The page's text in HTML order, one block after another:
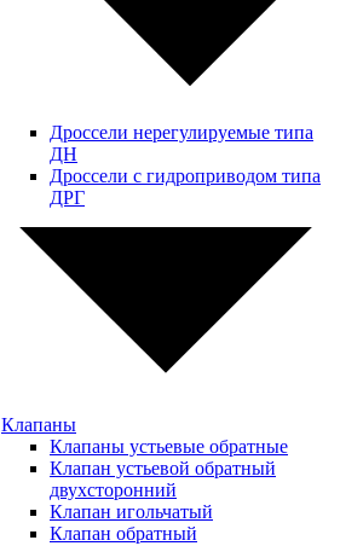
Дроссели нерегулируемые типа
ДН
Дроссели с гидроприводом типа
ДРГ
Клапаны
Клапаны устьевые обратные
Клапан устьевой обратный
двухсторонний
Клапан игольчатый
Клапан обратный